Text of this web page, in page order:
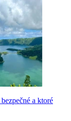
a ktoré